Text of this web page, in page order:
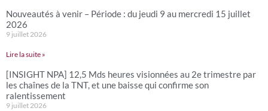
Nouveautés à venir – Période : du jeudi 9 au mercredi 15 juillet
2026
9 juillet 2026
Lire la suite »
[INSIGHT NPA] 12,5 Mds heures visionnées au 2e trimestre par
les chaînes de la TNT, et une baisse qui confirme son
ralentissement
9 juillet 2026